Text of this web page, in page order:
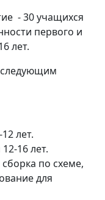
- 30 учащихся
первого и
лет.
лет.
16 лет.
по схеме,
для